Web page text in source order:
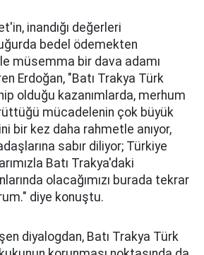
inandığı değerleri
bedel ödemekten
müsemma bir dava adamı
Erdoğan, "Batı Trakya Türk
olduğu kazanımlarda, merhum
mücadelenin çok büyük
bir kez daha rahmetle anıyor,
sabır diliyor; Türkiye
Batı Trakya'daki
olacağımızı burada tekrar
diye konuştu.
diyalogdan, Batı Trakya Türk